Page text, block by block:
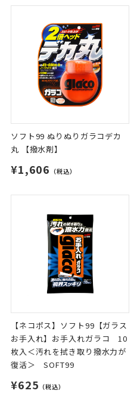
ソフト99 ぬりぬりガラコデカ
丸 【撥水剤】
¥1,606 （税込）
【ネコポス】ソフト99【ガラス
お手入れ】お手入れガラコ 10
枚入＜汚れを拭き取り撥水力が
復活＞ SOFT99
¥625 （税込）